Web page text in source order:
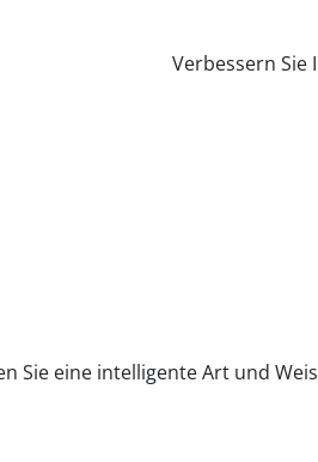
Verbessern Sie
Sie eine intelligente Art und